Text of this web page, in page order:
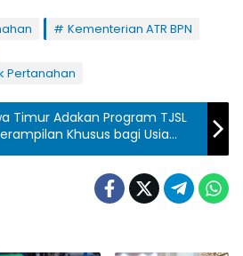
Kementerian ATR BPN
Pertanahan
Timur Adakan Program TJSL
Khusus bagi Usia